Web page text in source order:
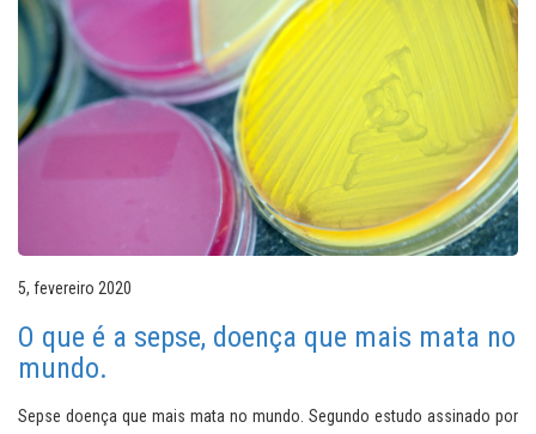
5, fevereiro 2020
O que é a sepse, doença que mais mata no
mundo.
Sepse doença que mais mata no mundo. Segundo estudo assinado por